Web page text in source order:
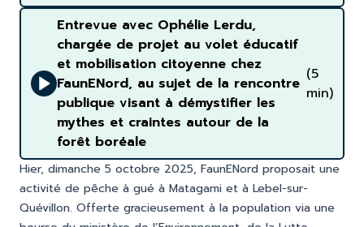
Entrevue avec Ophélie Lerdu,
chargée de projet au volet éducatif
et mobilisation citoyenne chez
FaunENord, au sujet de la rencontre
publique visant à démystifier les
mythes et craintes autour de la
forêt boréale
(5
min)
Hier, dimanche 5 octobre 2025, FaunENord proposait une
activité de pêche à gué à Matagami et à Lebel-sur-
Quévillon. Offerte gracieusement à la population via une